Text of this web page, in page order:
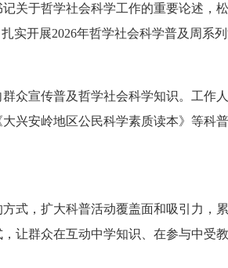
关于哲学社会科学工作的重要论述，
实开展2026年哲学社会科学普及周系列
众宣传普及哲学社会科学知识。工作
兴安岭地区公民科学素质读本》等科
式，扩大科普活动覆盖面和吸引力，
让群众在互动中学知识、在参与中受